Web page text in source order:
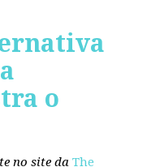
o
no site daThe